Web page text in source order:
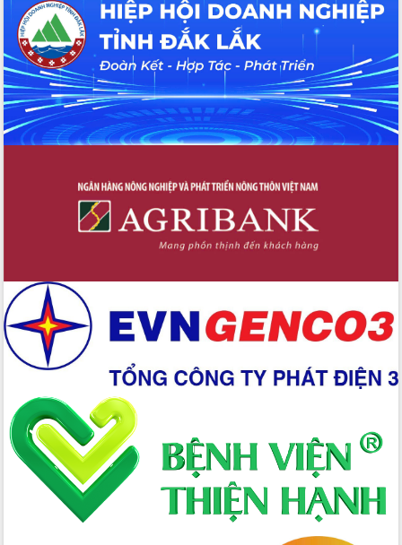
UBND tỉnh họp báo định kỳ tháng 4
năm 2026
Hội thảo khoa học “Giải pháp thúc đẩy
phát triển nền kinh tế xanh tại tỉnh
Đắk Lắk”
Tăng cường giám sát, đôn đốc thực
hiện nhiệm vụ quản lý tài sản công
công tác cải cách thủ tục hành chính
tại Trung tâm Phục vụ hành chính
Đắk Lắk: Tôn vinh 46 giải pháp tại Hội
Đắk Lắk rà soát, điều chỉnh Đề án 190
về phát triển nuôi trồng thủy sản
Phó Chủ tịch UBND tỉnh Đắk Lắk
Trương Công Thái kiểm tra thực địa
Dự án cao tốc Khánh Hòa - Buôn Ma
Định vị cà phê Việt Nam như một “di
sản sống” trong dòng chảy toàn cầu
Xây dựng nông thôn mới: Nâng cao đời
sống người dân từ những mô hình thiết
Quyết liệt tháo gỡ vướng mắc, đẩy
nhanh tiến độ các dự án trọng điểm